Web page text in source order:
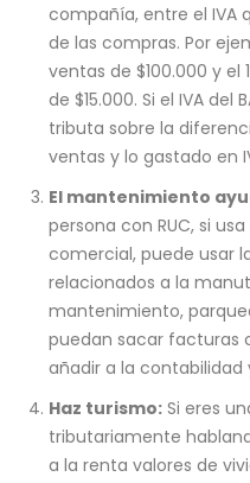
compañía, entre el IVA
de las compras. Por
ventas de $100.000 y el
de $15.000. Si el IVA del
tributa sobre la
ventas y lo gastado en
El mantenimiento
persona con RUC, si
comercial, puede usar
relacionados a la
mantenimiento,
puedan sacar facturas
añadir a la contabilidad
Haz turismo:Si eres
tributariamente
a la renta valores de